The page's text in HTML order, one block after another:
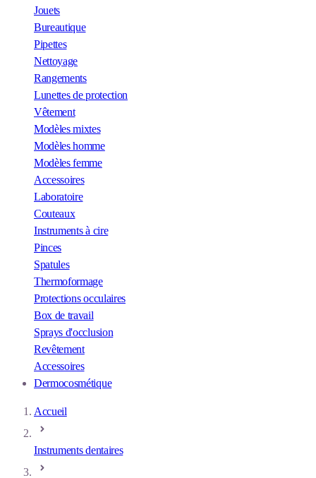
Jouets
Bureautique
Pipettes
Nettoyage
Rangements
Lunettes de protection
Vêtement
Modèles mixtes
Modèles homme
Modèles femme
Accessoires
Laboratoire
Couteaux
Instruments à cire
Pinces
Spatules
Thermoformage
Protections occulaires
Box de travail
Sprays d'occlusion
Revêtement
Accessoires
Dermocosmétique
Accueil
Instruments dentaires